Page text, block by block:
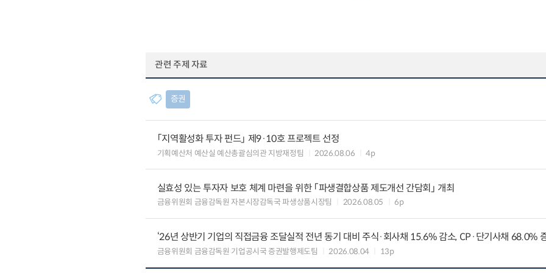
관련 주제 자료
증권
「지역활성화 투자 펀드」 제9·10호 프로젝트 선정
기획예산처 예산실 예산총괄심의관 지방재정팀 2026.08.06 4p
실효성 있는 투자자 보호 체계 마련을 위한 「파생결합상품 제도개선 간담회」 개최
금융위원회 금융감독원 자본시장감독국 파생상품시장팀 2026.08.05 6p
‘26년 상반기 기업의 직접금융 조달실적 전년 동기 대비 주식·회사채 15.6% 감소, CP·단기사채 68.0%
금융위원회 금융감독원 기업공시국 증권발행제도팀 2026.08.04 13p